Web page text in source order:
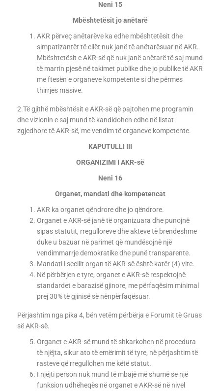
Neni 15
Mbështetësit jo anëtarë
AKR përveç anëtarëve ka edhe mbështetësit dhe
simpatizantët të cilët nuk janë të anëtarësuar në AKR.
Mbështetësit e AKR-së që nuk janë anëtarë të saj mund
të marrin pjesë në takimet publike dhe jo publike të AKR
me ftesën e organeve kompetente si dhe përmes
thirrjes masive.
2.Të gjithë mbështësit e AKR-së që pajtohen me programin
dhe vizionin e saj mund të kandidohen edhe në listat
zgjedhore të AKR-së, me vendim të organeve kompetente.
KAPUTULLI III
ORGANIZIMI I AKR-së
Neni 16
Organet, mandati dhe kompetencat
AKR ka organet qëndrore dhe jo qëndrore.
Organet e AKR-së janë të organizuara dhe punojnë
sipas statutit, rregulloreve dhe akteve të brendeshme
duke u bazuar në parimet që mundësojnë një
vendimmarrje demokratike dhe punë transparente.
Mandati i secilit organ të AKR-së është katër (4) vite.
Në përbërjen e tyre, organet e AKR-së respektojnë
standardet e barazisë gjinore, me përfaqësim minimal
prej 30% të gjinisë së nënpërfaqësuar.
Përjashtim nga pika 4, bën vetëm përbërja e Forumit të Gruas
së AKR-së.
Organet e AKR-së mund të shkarkohen në procedura
të njëjta, sikur ato të emërimit të tyre, në përjashtim të
rasteve që rregullohen me këtë statut.
I njëjti person nuk mund të mbajë më shumë se një
funksion udhëheqës në organet e AKR-së në nivel